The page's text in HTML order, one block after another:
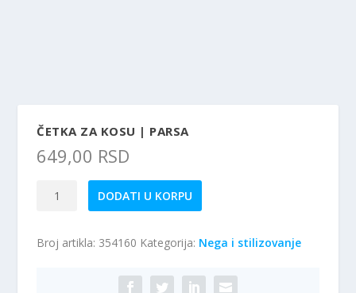
ČETKA ZA KOSU | PARSA
649,00 RSD
|
DODATI U KORPU
Broj artikla: 354160 Kategorija: Nega i stilizovanje